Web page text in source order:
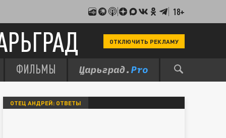
18+
ОТКЛЮЧИТЬ РЕКЛАМУ
ФИЛЬМЫ
ОТЕЦ АНДРЕЙ: ОТВЕТЫ